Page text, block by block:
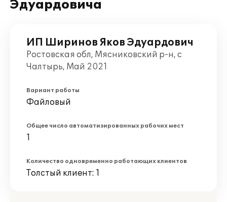
Эдуардовича
ИП Ширинов Яков Эдуардович
Ростовская обл, Мясниковский р-н, с
Чалтырь, Май 2021
Вариант работы
Файловый
Общее число автоматизированных рабочих мест
1
Количество одновременно работающих клиентов
Толстый клиент: 1